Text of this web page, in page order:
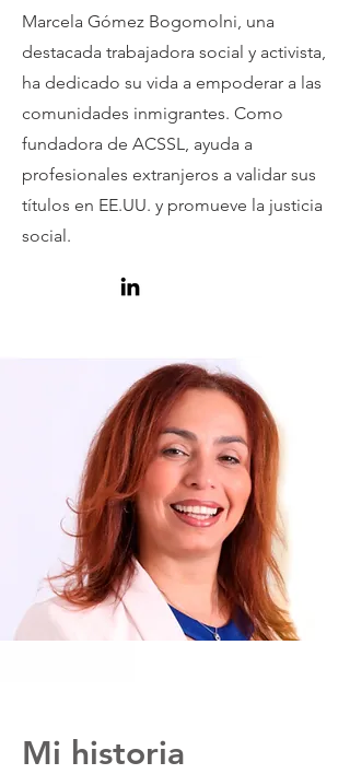
Marcela Gómez Bogomolni, una
destacada trabajadora social y activista,
ha dedicado su vida a empoderar a las
comunidades inmigrantes. Como
fundadora de ACSSL, ayuda a
profesionales extranjeros a validar sus
títulos en EE.UU. y promueve la justicia
social.
Mi historia